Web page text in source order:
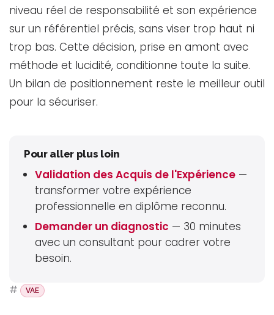
niveau réel de responsabilité et son expérience
sur un référentiel précis, sans viser trop haut ni
trop bas. Cette décision, prise en amont avec
méthode et lucidité, conditionne toute la suite.
Un bilan de positionnement reste le meilleur outil
pour la sécuriser.
Pour aller plus loin
Validation des Acquis de l'Expérience —
transformer votre expérience
professionnelle en diplôme reconnu.
Demander un diagnostic — 30 minutes
avec un consultant pour cadrer votre
besoin.
# VAE